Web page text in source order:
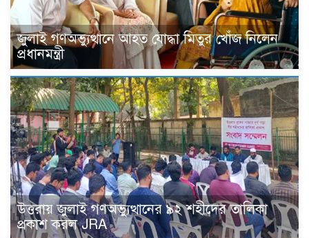
জুলাই গণঅভ্যুত্থানে আহত যোদ্ধা মিতুর খোঁজ নিলেন
প্রধানমন্ত্রী
উত্তরায় জুলাই গণঅভ্যুত্থানের ৯২ শহীদের তালিকা
প্রকাশ করল JRA